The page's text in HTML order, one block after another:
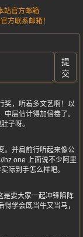
站官方邮箱
方联系邮箱！
提
交
奖，听着多文艺啊！以
层估计得加倍卷了。
子呀。
。并肩前行听起来像公
hz.one 上面说不少阿里
际到手怎么样吧。
是要大家一起冲锋陷阵
学会既当牛又当马，